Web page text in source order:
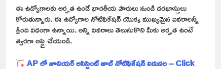
ఈ ఉద్యోగాలకు అర్హత ఉండే భారతీయ పౌరులు నుండి దరఖాస్తులు
కోరుతున్నారు. ఈ ఉద్యోగాల నోటిఫికేషన్ యొక్క ముఖ్యమైన వివరాలన్నీ
క్రింది విధంగా ఉన్నాయి. అన్ని వివరాలు తెలుసుకొని మీకు అర్హత ఉంటే
త్వరగా అప్లై చేయండి.
AP లో జూనియర్ అసిస్టెంట్ జాబ్ నోటిఫికేషన్ విడుదల – Click